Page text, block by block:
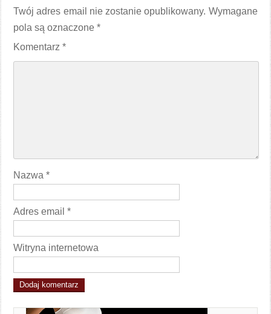
Twój adres email nie zostanie opublikowany. Wymagane
pola są oznaczone*
Komentarz*
Nazwa*
Adres email*
Witryna internetowa